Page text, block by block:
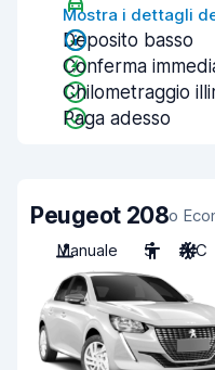
Mostra i dettagli
Deposito basso
Conferma
Chilometraggio
Paga adesso
Peugeot 208o
Manuale
5 A/C